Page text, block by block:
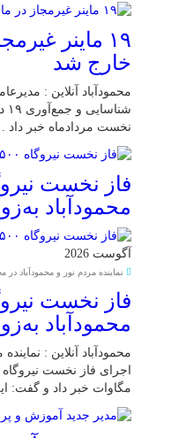
۱۹ ماینر
خارج شد
محمودآباد آنلاین :
نخست مردادماه خبر داد .
محمودآباد
آگوست 2026
نماینده مردم نور و محمودآباد در
محمودآباد
محمودآباد آنلاین :
مگاوات خبر داد و گفت: